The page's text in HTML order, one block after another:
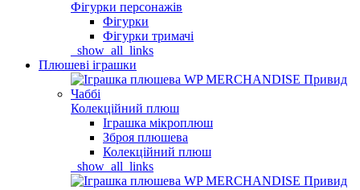
Фігурки персонажів
Фігурки
Фігурки тримачі
_show_all_links
Плюшеві іграшки
Колекційний плюш
Іграшка мікроплюш
Зброя плюшева
Колекційний плюш
_show_all_links